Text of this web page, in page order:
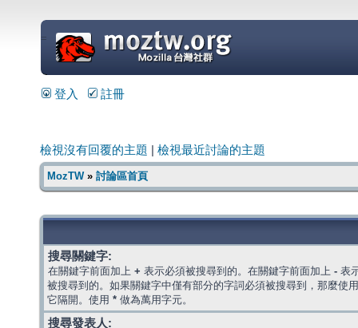
=
登入 註冊
檢視沒有回覆的主題 檢視最近討論的主題
MozTW» 討論區首頁
搜尋關鍵字:
在關鍵字前面加上 + 表示必須被搜尋到的。在關鍵字前面加上 - 表
被搜尋到的。如果關鍵字中僅有部分的字詞必須被搜尋到，那麼使
它隔開。使用 * 做為萬用字元。
搜尋發表人: